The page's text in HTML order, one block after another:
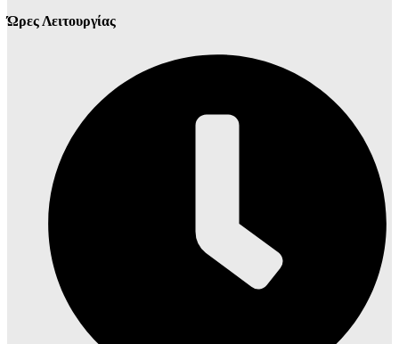
Ώρες Λειτουργίας